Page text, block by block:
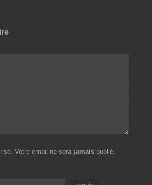
Votre email ne sera jamais publié.